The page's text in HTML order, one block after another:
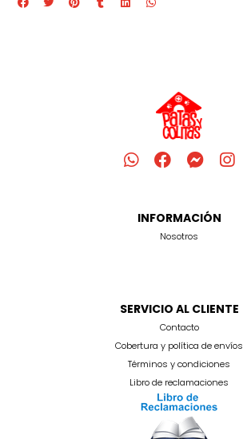
INFORMACIÓN
Nosotros
SERVICIO AL CLIENTE
Contacto
Cobertura y política de envíos
Términos y condiciones
Libro de reclamaciones